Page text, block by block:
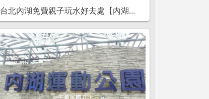
台北內湖免費親子玩水好去處【內湖...